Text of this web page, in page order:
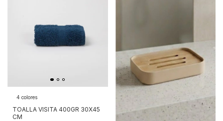
4 colores
TOALLA VISITA 400GR 30X45
CM